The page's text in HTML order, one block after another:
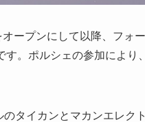
ープンにして以降、フォ
。ポルシェの参加によ
タイカンとマカンエレク